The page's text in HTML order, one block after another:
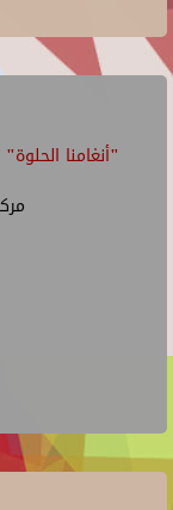
"أنغامنا